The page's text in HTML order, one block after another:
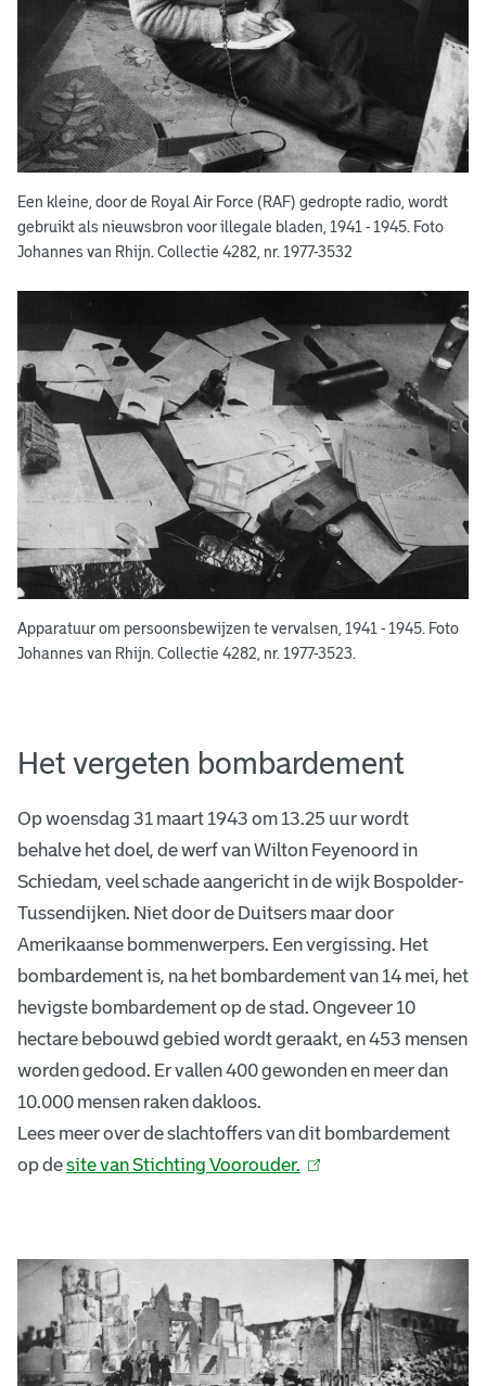
Een kleine, door de Royal Air Force (RAF) gedropte radio, wordt
gebruikt als nieuwsbron voor illegale bladen, 1941 - 1945. Foto
Johannes van Rhijn. Collectie 4282, nr. 1977-3532
Apparatuur om persoonsbewijzen te vervalsen, 1941 - 1945. Foto
Johannes van Rhijn. Collectie 4282, nr. 1977-3523.
Het vergeten bombardement
Op woensdag 31 maart 1943 om 13.25 uur wordt
behalve het doel, de werf van Wilton Feyenoord in
Schiedam, veel schade aangericht in de wijk Bospolder-
Tussendijken. Niet door de Duitsers maar door
Amerikaanse bommenwerpers. Een vergissing. Het
bombardement is, na het bombardement van 14 mei, het
hevigste bombardement op de stad. Ongeveer 10
hectare bebouwd gebied wordt geraakt, en 453 mensen
worden gedood. Er vallen 400 gewonden en meer dan
10.000 mensen raken dakloos.
Lees meer over de slachtoffers van dit bombardement
op desite van Stichting Voorouder.
n
i
s
V
e
r